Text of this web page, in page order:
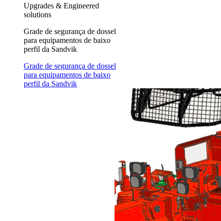
Upgrades & Engineered
solutions
Grade de segurança de dossel
para equipamentos de baixo
perfil da Sandvik
Grade de segurança de dossel
para equipamentos de baixo
perfil da Sandvik